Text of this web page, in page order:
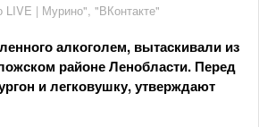
LIVE | Мурино", "ВКонтакте"
алкоголем, вытаскивали из
районе Ленобласти. Перед
и легковушку, утверждают